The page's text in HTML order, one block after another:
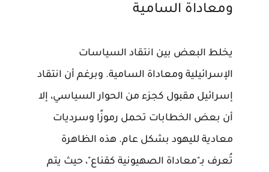
ومعاداة السامية
يخلط البعض بين انتقاد السياسات
الإسرائيلية ومعاداة السامية. وبرغم أن انتقاد
إسرائيل مقبول كجزء من الحوار السياسي، إلا
أن بعض الخطابات تحمل رموزًا وسرديات
معادية لليهود بشكل عام. هذه الظاهرة
تُعرف بـ"معاداة الصهيونية كقناع"، حيث يتم